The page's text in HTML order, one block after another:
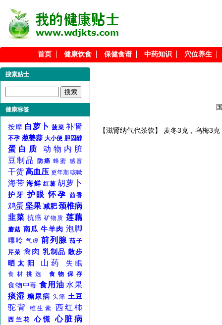
首页 健康饮食 保健食谱 中药知识 穴位养生
搜索贴士
健康标签
按摩 白萝卜 菠菜 补肾
不孕 葱姜蒜 大小便 胆固醇
蛋白质
动物内脏
豆制品
防癌 蜂蜜 感冒
干货高血压 更年期 咳嗽
海带 海鲜 红薯 胡萝卜
护牙 护眼 怀孕 茴香
鸡蛋 坚果 减肥 颈椎病
韭菜 抗癌 矿物质 莲藕
蘑菇 南瓜 牛羊肉 泡脚
嘌呤 气虚 前列腺 茄子
芹菜 禽肉 乳制品 散步
晒太阳
山药 失眠
食材挑选 食物保存
食物中毒 食用油 水果
痰湿 糖尿病 头痛 土豆
驼背 维生素 西红柿
西兰花 心慌 心脏病
【滋肾纳气代茶饮】 麦冬3克，乌梅3